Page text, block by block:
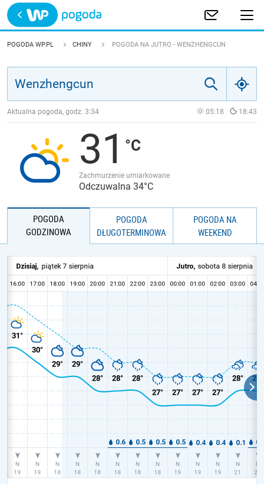
Trwa ładowanie
POLSKA
JAKOŚĆ POWIETRZA
POGODA WP.PL CHINY POGODA NA JUTRO - WENZHENGCUN
Aktualna pogoda, godz. 3:34 05:18 18:43
31
Zachmurzenie umiarkowane
Odczuwalna 34°C
POGODA
GODZINOWA
POGODA
DŁUGOTERMINOWA
POGODA NA
WEEKEND